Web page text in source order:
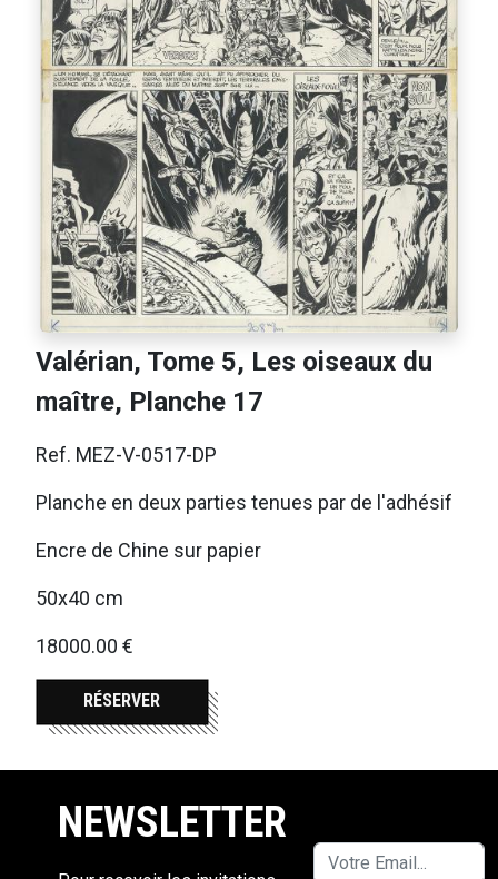
Valérian, Tome 5, Les oiseaux du
maître, Planche 17
Ref. MEZ-V-0517-DP
Planche en deux parties tenues par de l'adhésif
Encre de Chine sur papier
50x40 cm
18000.00 €
RÉSERVER
NEWSLETTER